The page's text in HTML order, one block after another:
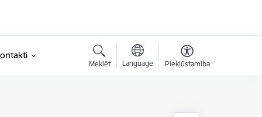
Meklēt Language Piekļūstamība